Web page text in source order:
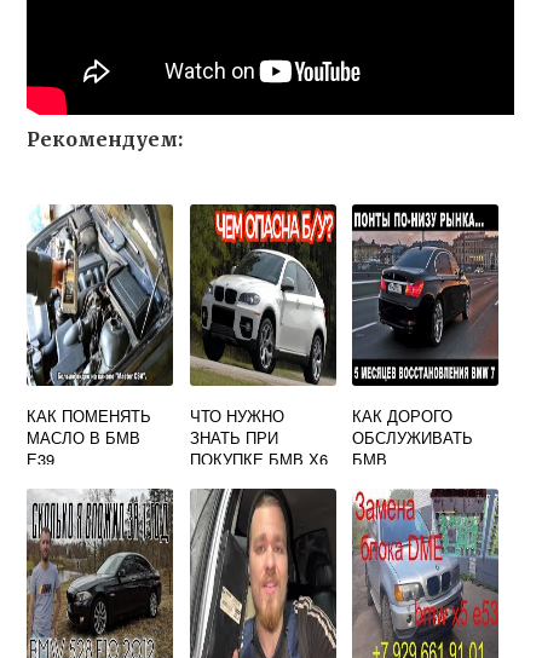
Рекомендуем:
КАК ПОМЕНЯТЬ
МАСЛО В БМВ
Е39
ЧТО НУЖНО
ЗНАТЬ ПРИ
ПОКУПКЕ БМВ Х6
КАК ДОРОГО
ОБСЛУЖИВАТЬ
БМВ